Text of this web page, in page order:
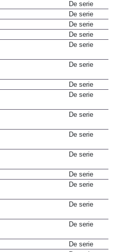
De serie
De serie
De serie
De serie
De serie
De serie
De serie
De serie
De serie
De serie
De serie
De serie
De serie
De serie
De serie
De serie